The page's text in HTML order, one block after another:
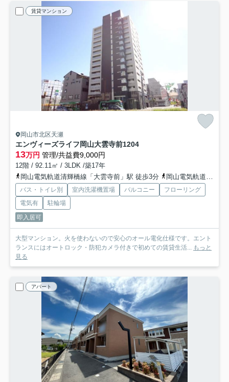
賃貸マンション
岡山市北区天瀬
エンヴィーズライフ岡山大雲寺前1204
13万円 管理/共益費9,000円
12階 / 92.11㎡ / 3LDK /築17年
岡山電気軌道清輝橋線「大雲寺前」駅 徒歩3分
岡山電気軌道清輝橋線「東中央町」駅 徒歩4分
バス・トイレ別 室内洗濯機置場 バルコニー
フローリング
電気有
駐輪場
即入居可
大型マンション。火を使わないので安心のオール電化仕様です。エント
ランスにはオートロック・防犯カメラ付きで初めての賃貸生活... もっと
見る
アパート